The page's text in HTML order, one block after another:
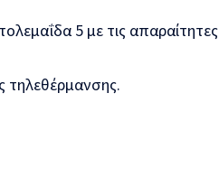
5 με τις απαραίτητες
τηλεθέρμανσης.